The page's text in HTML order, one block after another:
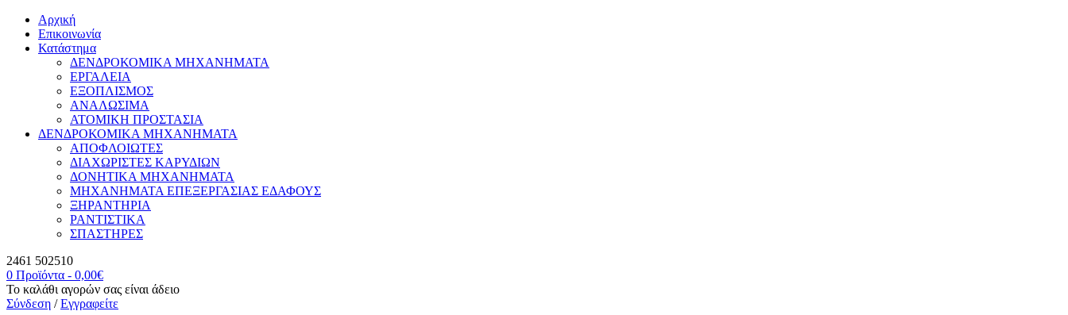
Αρχική
Επικοινωνία
Κατάστημα
ΔΕΝΔΡΟΚΟΜΙΚΑ ΜΗΧΑΝΗΜΑΤΑ
ΕΡΓΑΛΕΙΑ
ΕΞΟΠΛΙΣΜΟΣ
ΑΝΑΛΩΣΙΜΑ
ΑΤΟΜΙΚΗ ΠΡΟΣΤΑΣΙΑ
ΔΕΝΔΡΟΚΟΜΙΚΑ ΜΗΧΑΝΗΜΑΤΑ
ΑΠΟΦΛΟΙΩΤΕΣ
ΔΙΑΧΩΡΙΣΤΕΣ ΚΑΡΥΔΙΩΝ
ΔΟΝΗΤΙΚΑ ΜΗΧΑΝΗΜΑΤΑ
ΜΗΧΑΝΗΜΑΤΑ ΕΠΕΞΕΡΓΑΣΙΑΣ ΕΔΑΦΟΥΣ
ΞΗΡΑΝΤΗΡΙΑ
ΡΑΝΤΙΣΤΙΚΑ
ΣΠΑΣΤΗΡΕΣ
2461 502510
0 Προϊόντα - 0,00€
Το καλάθι αγορών σας είναι άδειο
Σύνδεση /Εγγραφείτε